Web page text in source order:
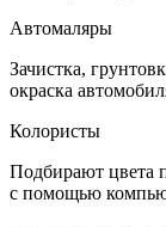
Автомаляры
Зачистка,
окраска
Колористы
Подбирают цвета
с помощью